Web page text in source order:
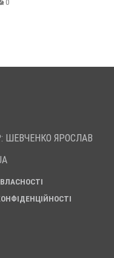
ШЕВЧЕНКО ЯРОСЛАВ